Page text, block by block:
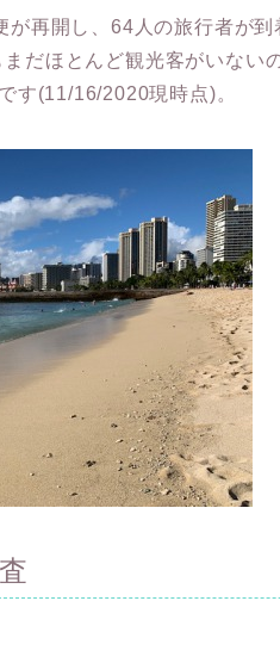
再開し、64人の旅行者が到
だほとんど観光客がいない
す(11/16/2020現時点)。